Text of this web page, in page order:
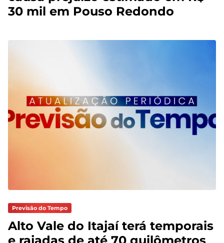
30 mil em Pouso Redondo
Previsão do Tempo
Alto Vale do Itajaí terá temporais